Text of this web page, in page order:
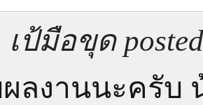
เป้มือขุด
ลงานนะครับ